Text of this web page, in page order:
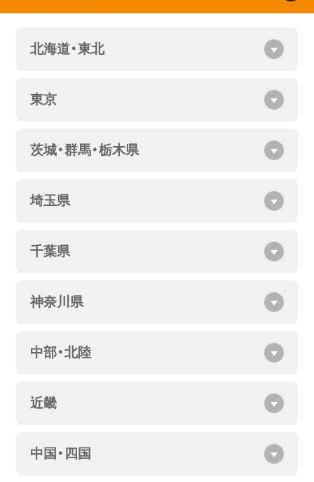
北海道・東北
東京
茨城・群馬・栃木県
埼玉県
千葉県
神奈川県
中部・北陸
近畿
中国・四国